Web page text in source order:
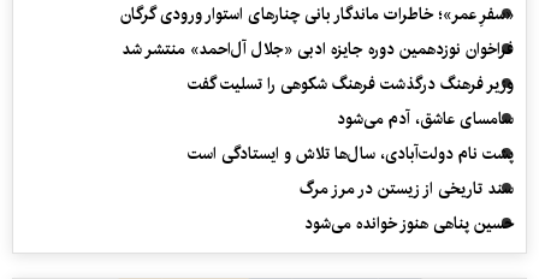
«سفرِ عمر»؛ خاطرات ماندگار بانی چنارهای استوار ورودی گرگان
فراخوان نوزدهمین دوره جایزه ادبی «جلال آل‌احمد» منتشر شد
وزیر فرهنگ درگذشت فرهنگ شکوهی را تسلیت گفت
سامسای عاشق، آدم می‌شود
پشت نام دولت‌آبادی، سال‌ها تلاش و ایستادگی است
سند تاریخی از زیستن در مرز مرگ
حسین پناهی هنوز خوانده می‌شود